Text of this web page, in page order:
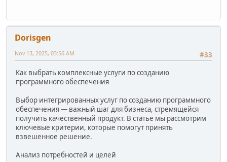
Dorisgen
#33
Nov 13, 2025, 03:56 AM
Как выбрать комплексные услуги по созданию
программного обеспечения
Выбор интегрированных услуг по созданию программного
обеспечения — важный шаг для бизнеса, стремящейся
получить качественный продукт. В статье мы рассмотрим
ключевые критерии, которые помогут принять
взвешенное решение.
Анализ потребностей и целей